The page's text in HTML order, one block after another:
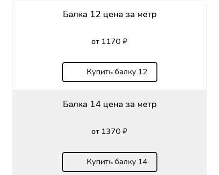
Балка 12 цена за метр
от 1170 ₽
Купить балку 12
Балка 14 цена за метр
от 1370 ₽
Купить балку 14